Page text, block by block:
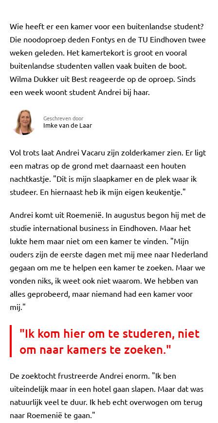
Wie heeft er een kamer voor een buitenlandse student?
Die noodoproep deden Fontys en de TU Eindhoven twee
weken geleden. Het kamertekort is groot en vooral
buitenlandse studenten vallen vaak buiten de boot.
Wilma Dukker uit Best reageerde op de oproep. Sinds
een week woont student Andrei bij haar.
Geschreven door
Imke van de Laar
Vol trots laat Andrei Vacaru zijn zolderkamer zien. Er ligt
een matras op de grond met daarnaast een houten
nachtkastje. "Dit is mijn slaapkamer en de plek waar ik
studeer. En hiernaast heb ik mijn eigen keukentje."
Andrei komt uit Roemenië. In augustus begon hij met de
studie international business in Eindhoven. Maar het
lukte hem maar niet om een kamer te vinden. "Mijn
ouders zijn de eerste dagen met mij mee naar Nederland
gegaan om me te helpen een kamer te zoeken. Maar we
vonden niks, ik weet ook niet waarom. We hebben van
alles geprobeerd, maar niemand had een kamer voor
mij."
"Ik kom hier om te studeren, niet
om naar kamers te zoeken."
De zoektocht frustreerde Andrei enorm. "Ik ben
uiteindelijk maar in een hotel gaan slapen. Maar dat was
natuurlijk veel te duur. Ik heb echt overwogen om terug
naar Roemenië te gaan."